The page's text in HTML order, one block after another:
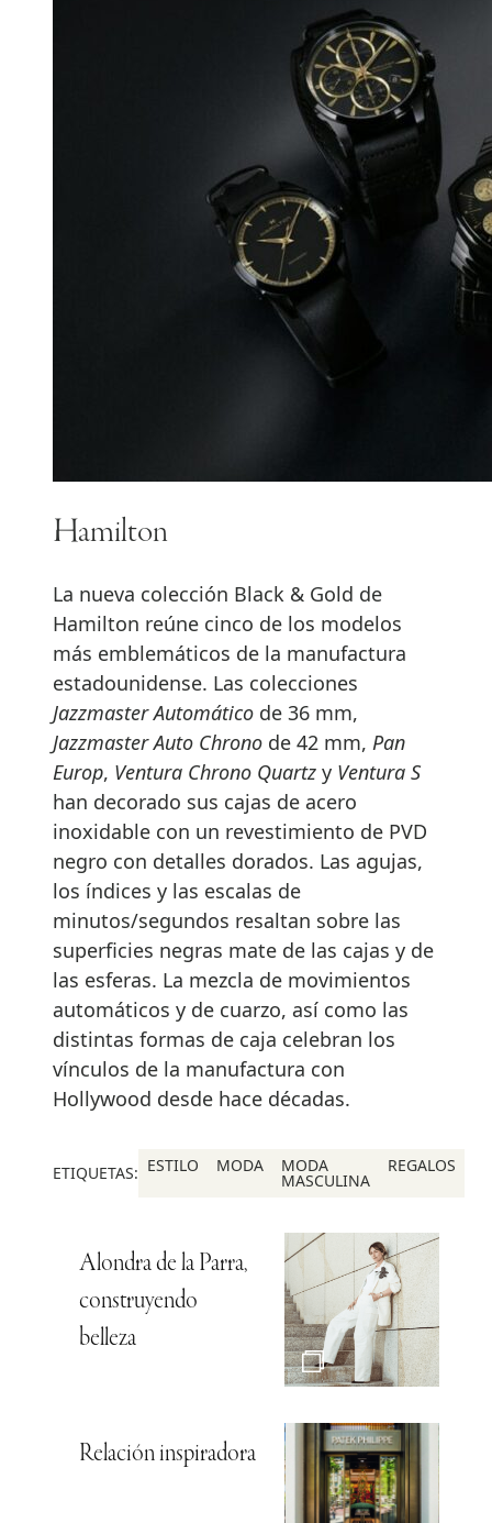
Hamilton
La nueva colección Black & Gold de
Hamilton reúne cinco de los modelos
más emblemáticos de la manufactura
estadounidense. Las colecciones
Jazzmaster Automático de 36 mm,
Jazzmaster Auto Chrono de 42 mm, Pan
Europ, Ventura Chrono Quartz y Ventura S
han decorado sus cajas de acero
inoxidable con un revestimiento de PVD
negro con detalles dorados. Las agujas,
los índices y las escalas de
minutos/segundos resaltan sobre las
superficies negras mate de las cajas y de
las esferas. La mezcla de movimientos
automáticos y de cuarzo, así como las
distintas formas de caja celebran los
vínculos de la manufactura con
Hollywood desde hace décadas.
ETIQUETAS: ESTILO MODA MODA
MASCULINA
REGALOS
Alondra de la Parra,
construyendo
belleza
Relación inspiradora